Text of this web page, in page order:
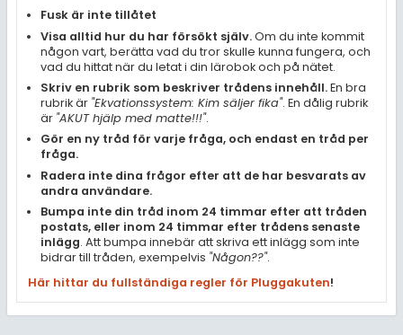
Fusk är inte tillåtet
Visa alltid hur du har försökt själv.Om du inte kommit
någon vart, berätta vad du tror skulle kunna fungera, och
vad du hittat när du letat i din lärobok och på nätet.
Skriv en rubrik som beskriver trådens innehåll.En bra
rubrik är "Ekvationssystem: Kim säljer fika". En dålig rubrik
är "AKUT hjälp med matte!!!".
Gör en ny tråd för varje fråga, och endast en tråd per
fråga.
Radera inte dina frågor efter att de har besvarats av
andra användare.
Bumpa inte din tråd inom 24 timmar efter att tråden
postats, eller inom 24 timmar efter trådens senaste
inlägg. Att bumpa innebär att skriva ett inlägg som inte
bidrar till tråden, exempelvis "Någon??".
Här hittar du fullständiga regler för Pluggakuten!
Övriga diskussioner
Livehjälpen
Regler
För lärare
8 inloggade
Om Pluggakuten